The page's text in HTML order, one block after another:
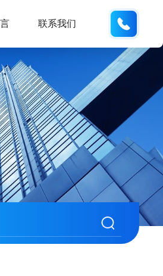
联系我们